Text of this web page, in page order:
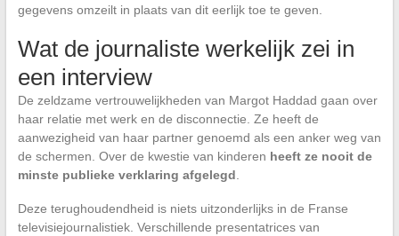
gegevens omzeilt in plaats van dit eerlijk toe te geven.
Wat de journaliste werkelijk zei in
een interview
De zeldzame vertrouwelijkheden van Margot Haddad gaan over
haar relatie met werk en de disconnectie. Ze heeft de
aanwezigheid van haar partner genoemd als een anker weg van
de schermen. Over de kwestie van kinderen heeft ze nooit de
minste publieke verklaring afgelegd.
Deze terughoudendheid is niets uitzonderlijks in de Franse
televisiejournalistiek. Verschillende presentatrices van